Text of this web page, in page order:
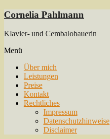
Skip
content
Cornelia Pahlmann
Klavier- und Cembalobauerin
Menü
Über mich
Leistungen
Preise
Kontakt
Rechtliches
Impressum
Datenschutzhinweise
Disclaimer